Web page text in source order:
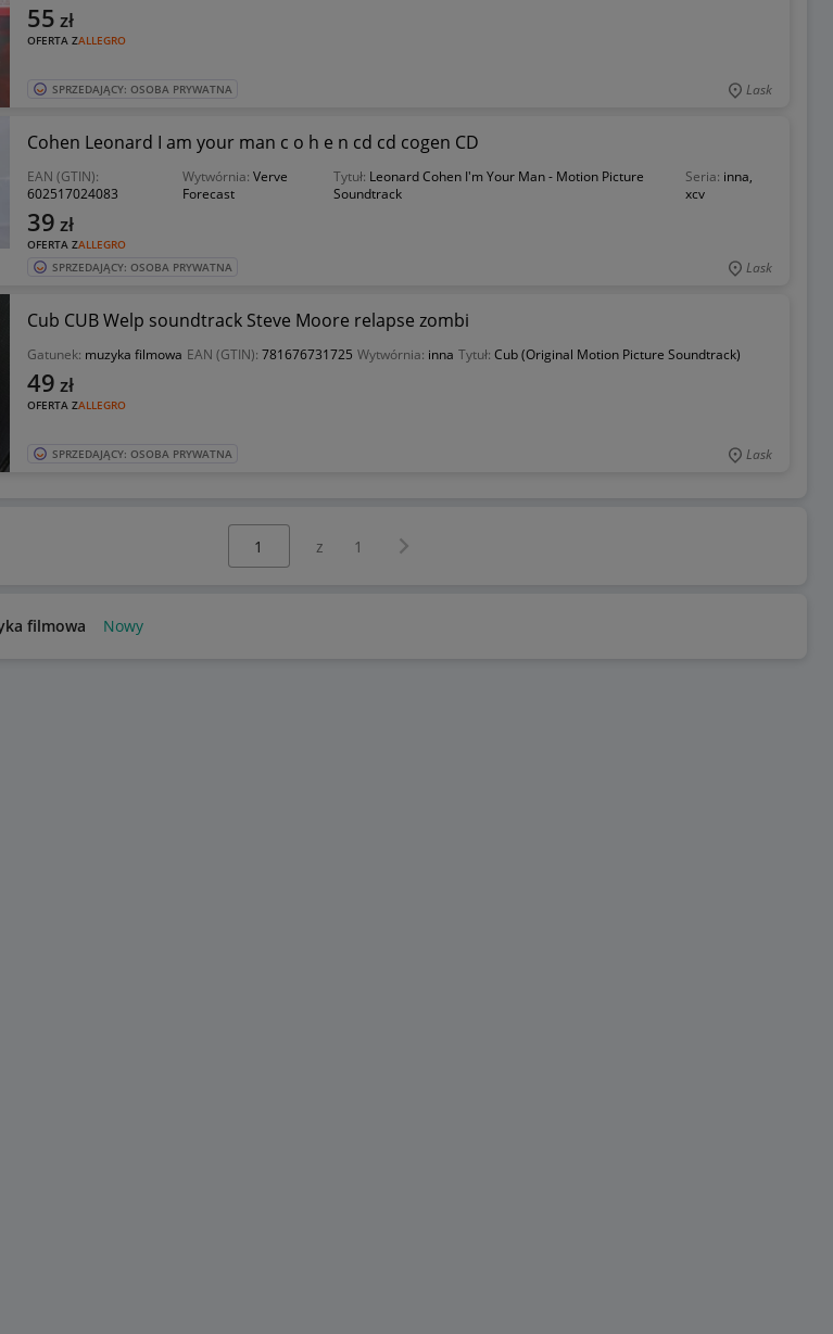
OFERTA ZALLEGRO
55 zł
SPRZEDAJĄCY: OSOBA PRYWATNA Lask
Cohen Leonard I am your man c o h e n cd cd cogen CD
EAN (GTIN):
602517024083
Wytwórnia:Verve
Forecast
Tytuł: Leonard Cohen I'm Your Man - Motion Picture
Soundtrack
Seria: inna,
xcv
OFERTA ZALLEGRO
39 zł
SPRZEDAJĄCY: OSOBA PRYWATNA Lask
Cub CUB Welp soundtrack Steve Moore relapse zombi
Gatunek: muzyka filmowa EAN (GTIN): 781676731725 Wytwórnia: inna Tytuł: Cub (Original Motion Picture Soundtrack)
OFERTA ZALLEGRO
49 zł
SPRZEDAJĄCY: OSOBA PRYWATNA Lask
z 1 Następna strona
filmowa Nowy